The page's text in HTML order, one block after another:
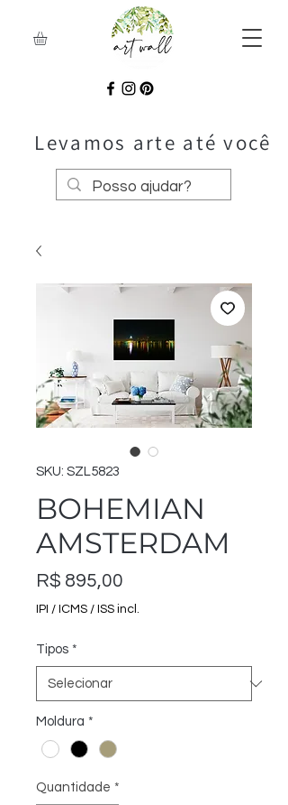
Levamos arte até você
SKU: SZL5823
BOHEMIAN
AMSTERDAM
R$ 895,00
IPI / ICMS / ISS incl.
Tipos *
Moldura *
Quantidade *